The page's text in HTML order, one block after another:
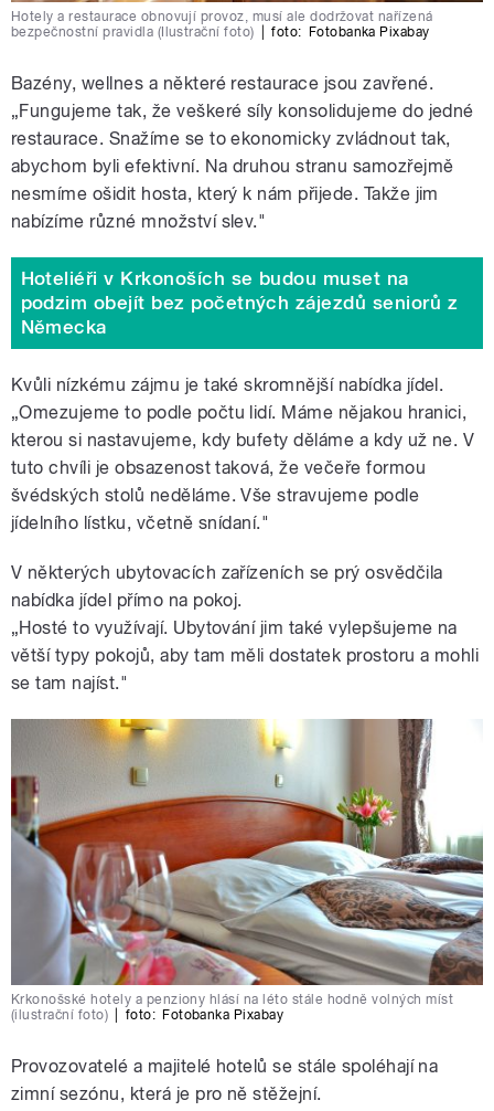
Hotely a restaurace obnovují provoz, musí ale dodržovat nařízená
bezpečnostní pravidla (Ilustrační foto)
foto: Fotobanka Pixabay
Bazény, wellnes a některé restaurace jsou zavřené.
„Fungujeme tak, že veškeré síly konsolidujeme do jedné
restaurace. Snažíme se to ekonomicky zvládnout tak,
abychom byli efektivní. Na druhou stranu samozřejmě
nesmíme ošidit hosta, který k nám přijede. Takže jim
nabízíme různé množství slev."
Hoteliéři v Krkonoších se budou muset na
podzim obejít bez početných zájezdů seniorů z
Německa
Kvůli nízkému zájmu je také skromnější nabídka jídel.
„Omezujeme to podle počtu lidí. Máme nějakou hranici,
kterou si nastavujeme, kdy bufety děláme a kdy už ne. V
tuto chvíli je obsazenost taková, že večeře formou
švédských stolů neděláme. Vše stravujeme podle
jídelního lístku, včetně snídaní."
V některých ubytovacích zařízeních se prý osvědčila
nabídka jídel přímo na pokoj.
„Hosté to využívají. Ubytování jim také vylepšujeme na
větší typy pokojů, aby tam měli dostatek prostoru a mohli
se tam najíst."
Krkonošské hotely a penziony hlásí na léto stále hodně volných míst
(ilustrační foto)
foto: Fotobanka Pixabay
Provozovatelé a majitelé hotelů se stále spoléhají na
zimní sezónu, která je pro ně stěžejní.